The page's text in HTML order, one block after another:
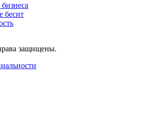
бесит
защищены.